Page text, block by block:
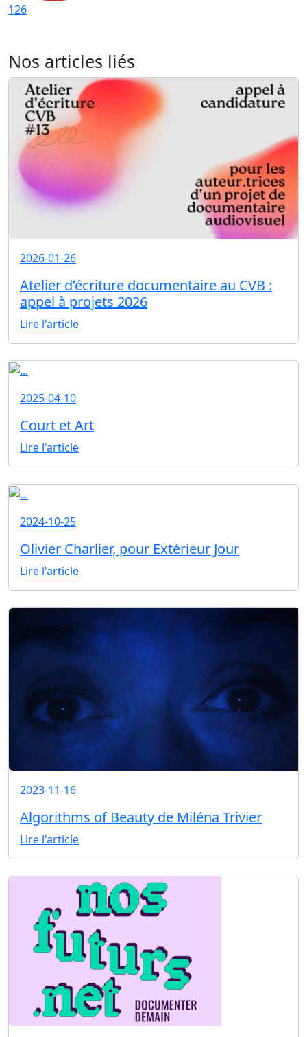
126
Nos articles liés
2026-01-26
Atelier d’écriture documentaire au CVB :
appel à projets 2026
Lire l'article
2025-04-10
Court et Art
Lire l'article
2024-10-25
Olivier Charlier, pour Extérieur Jour
Lire l'article
2023-11-16
Algorithms of Beauty de Miléna Trivier
Lire l'article